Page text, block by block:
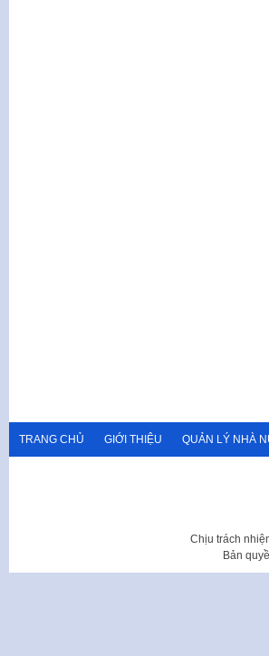
TRANG CHỦ GIỚI THIỆU QUẢN LÝ NHÀ
Chịu trách
Bản